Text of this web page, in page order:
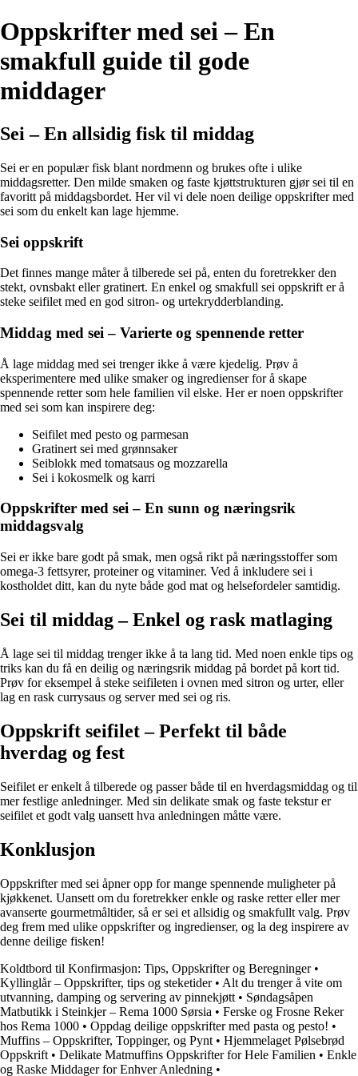
Oppskrifter med sei – En
smakfull guide til gode
middager
Sei – En allsidig fisk til middag
Sei er en populær fisk blant nordmenn og brukes ofte i ulike
middagsretter. Den milde smaken og faste kjøttstrukturen gjør sei til en
favoritt på middagsbordet. Her vil vi dele noen deilige oppskrifter med
sei som du enkelt kan lage hjemme.
Sei oppskrift
Det finnes mange måter å tilberede sei på, enten du foretrekker den
stekt, ovnsbakt eller gratinert. En enkel og smakfull sei oppskrift er å
steke seifilet med en god sitron- og urtekrydderblanding.
Middag med sei – Varierte og spennende retter
Å lage middag med sei trenger ikke å være kjedelig. Prøv å
eksperimentere med ulike smaker og ingredienser for å skape
spennende retter som hele familien vil elske. Her er noen oppskrifter
med sei som kan inspirere deg:
Seifilet med pesto og parmesan
Gratinert sei med grønnsaker
Seiblokk med tomatsaus og mozzarella
Sei i kokosmelk og karri
Oppskrifter med sei – En sunn og næringsrik
middagsvalg
Sei er ikke bare godt på smak, men også rikt på næringsstoffer som
omega-3 fettsyrer, proteiner og vitaminer. Ved å inkludere sei i
kostholdet ditt, kan du nyte både god mat og helsefordeler samtidig.
Sei til middag – Enkel og rask matlaging
Å lage sei til middag trenger ikke å ta lang tid. Med noen enkle tips og
triks kan du få en deilig og næringsrik middag på bordet på kort tid.
Prøv for eksempel å steke seifileten i ovnen med sitron og urter, eller
lag en rask currysaus og server med sei og ris.
Oppskrift seifilet – Perfekt til både
hverdag og fest
Seifilet er enkelt å tilberede og passer både til en hverdagsmiddag og til
mer festlige anledninger. Med sin delikate smak og faste tekstur er
seifilet et godt valg uansett hva anledningen måtte være.
Konklusjon
Oppskrifter med sei åpner opp for mange spennende muligheter på
kjøkkenet. Uansett om du foretrekker enkle og raske retter eller mer
avanserte gourmetmåltider, så er sei et allsidig og smakfullt valg. Prøv
deg frem med ulike oppskrifter og ingredienser, og la deg inspirere av
denne deilige fisken!
Koldtbord til Konfirmasjon: Tips, Oppskrifter og Beregninger•
Kyllinglår – Oppskrifter, tips og steketider• Alt du trenger å vite om
utvanning, damping og servering av pinnekjøtt • Søndagsåpen
Matbutikk i Steinkjer – Rema 1000 Sørsia • Ferske og Frosne Reker
hos Rema 1000 • Oppdag deilige oppskrifter med pasta og pesto! •
Muffins – Oppskrifter, Toppinger, og Pynt • Hjemmelaget Pølsebrød
Oppskrift • Delikate Matmuffins Oppskrifter for Hele Familien • Enkle
og Raske Middager for Enhver Anledning •